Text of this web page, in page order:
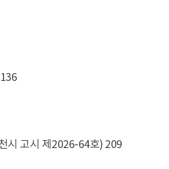
시 고시 제2026-64호) 209